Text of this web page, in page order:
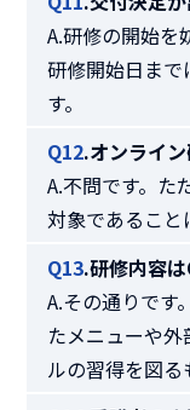
A.研修の開始を
研修開始日ま
す。
Q12.オンライ
A.不問です。た
対象であること
Q13.研修内容
A.その通りです
たメニューや
ルの習得を図る